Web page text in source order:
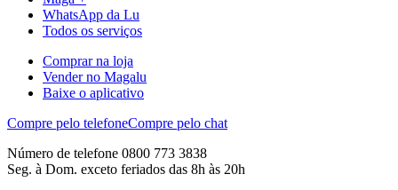
WhatsApp da Lu
Todos os serviços
Comprar na loja
Vender no Magalu
Baixe o aplicativo
Compre pelo telefoneCompre pelo chat
Número de telefone 0800 773 3838
Seg. à Dom. exceto feriados das 8h às 20h